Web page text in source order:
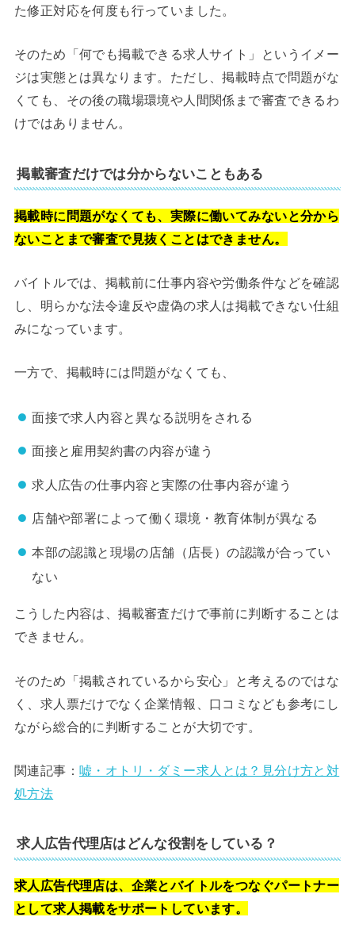
た修正対応を何度も行っていました。
そのため「何でも掲載できる求人サイト」というイメー
ジは実態とは異なります。ただし、掲載時点で問題がな
くても、その後の職場環境や人間関係まで審査できるわ
けではありません。
掲載審査だけでは分からないこともある
掲載時に問題がなくても、実際に働いてみないと分から
ないことまで審査で見抜くことはできません。
バイトルでは、掲載前に仕事内容や労働条件などを確認
し、明らかな法令違反や虚偽の求人は掲載できない仕組
みになっています。
一方で、掲載時には問題がなくても、
面接で求人内容と異なる説明をされる
面接と雇用契約書の内容が違う
求人広告の仕事内容と実際の仕事内容が違う
店舗や部署によって働く環境・教育体制が異なる
本部の認識と現場の店舗（店長）の認識が合ってい
ない
こうした内容は、掲載審査だけで事前に判断することは
できません。
そのため「掲載されているから安心」と考えるのではな
く、求人票だけでなく企業情報、口コミなども参考にし
ながら総合的に判断することが大切です。
関連記事： 嘘・オトリ・ダミー求人とは？見分け方と対
処方法
求人広告代理店はどんな役割をしている？
求人広告代理店は、企業とバイトルをつなぐパートナー
として求人掲載をサポートしています。